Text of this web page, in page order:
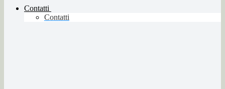
Contatti
Contatti